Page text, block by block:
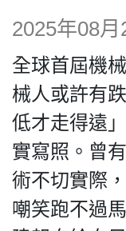
昔日
系列
活動
關於我們
2025年08
全球首屆機
械人或許有
低才走得遠
實寫照。曾
術不切實際
嘲笑跑不過